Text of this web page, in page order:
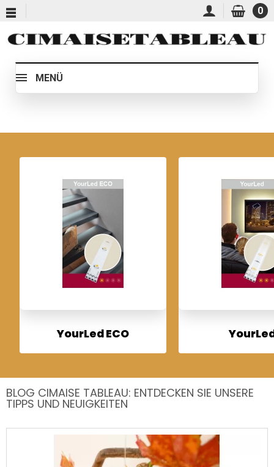
0
MENÜ
YourLed ECO
BLOG CIMAISE TABLEAU: ENTDECKEN SIE UNSERE
TIPPS UND NEUIGKEITEN